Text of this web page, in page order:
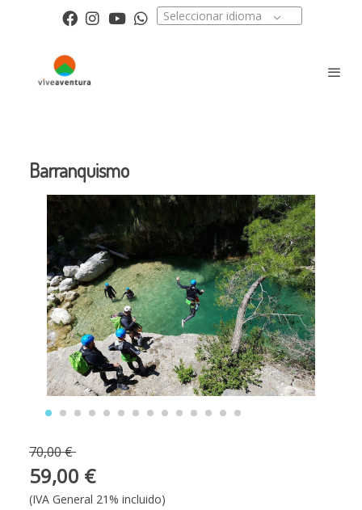
Seleccionar idioma
Barranquismo
70,00 €
59,00 €
(IVA General 21% incluido)